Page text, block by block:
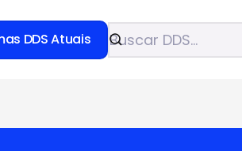
DDS Atuais